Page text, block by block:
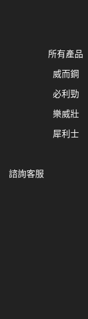
所有產品
威而鋼
必利勁
樂威壯
犀利士
諮詢客服